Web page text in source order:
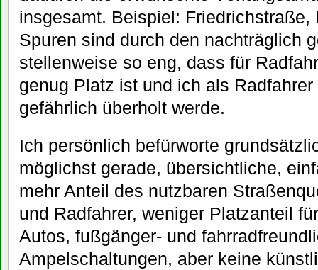
insgesamt. Beispiel:
Spuren sind durch den nachträglich
stellenweise so eng, dass für
genug Platz ist und ich als
gefährlich überholt werde.
Ich persönlich befürworte
möglichst gerade, übersichtliche,
mehr Anteil des nutzbaren
und Radfahrer, weniger Platzanteil
Autos, fußgänger- und
Ampelschaltungen, aber keine